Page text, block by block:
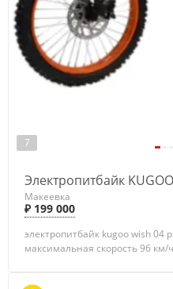
7
Электропитбайк
Макеевка
₽ 199 000
электропитбайк kugoo wish 04
максимальная скорость 96 км/